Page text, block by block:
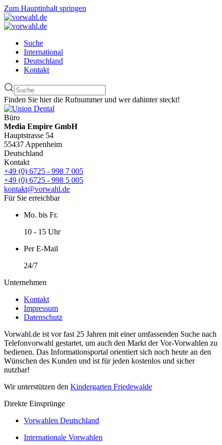
Zum Hauptinhalt springen
Suche
International
Deutschland
Kontakt
Finden Sie hier die Rufnummer und wer dahinter steckt!
Büro
Media Empire GmbH
Hauptstrasse 54
55437 Appenheim
Deutschland
Kontakt
+49 (0) 6725 - 998 7 005
+49 (0) 6725 - 998 5 005
kontakt@vorwahl.de
Für Sie erreichbar
Mo. bis Fr.
10 - 15 Uhr
Per E-Mail
24/7
Unternehmen
Kontakt
Impressum
Datenschutz
Vorwahl.de ist vor fast 25 Jahren mit einer umfassenden Suche nach
Telefonvorwahl gestartet, um auch den Markt der Vor-Vorwahlen zu
bedienen. Das Informationsportal orientiert sich noch heute an den
Wünschen des Kunden und ist für jeden kostenlos und sicher
nutzbar!
Wir unterstützen den Kindergarten Friedewalde
Direkte Einsprünge
Vorwahlen Deutschland
Internationale Vorwahlen